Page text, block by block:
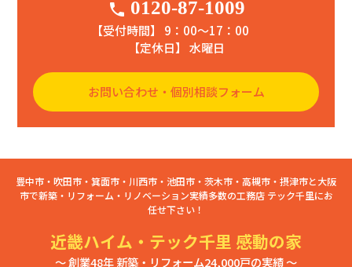
phone 0120-87-1009
【受付時間】 9：00〜17：00
【定休日】 水曜日
お問い合わせ・個別相談フォーム
豊中市・吹田市・箕面市・川西市・池田市・茨木市・高槻市・摂津市と大阪
市で新築・リフォーム・リノベーション実績多数の工務店 テック千里にお
任せ下さい！
近畿ハイム・テック千里 感動の家
～ 創業48年 新築・リフォーム24,000戸の実績 ～